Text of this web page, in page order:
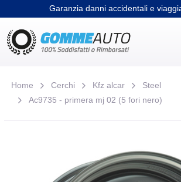
Garanzia danni accidentali e
Home Cerchi Kfz alcar
Steel
Ac9735 - primera mj 02 (5 fori nero)